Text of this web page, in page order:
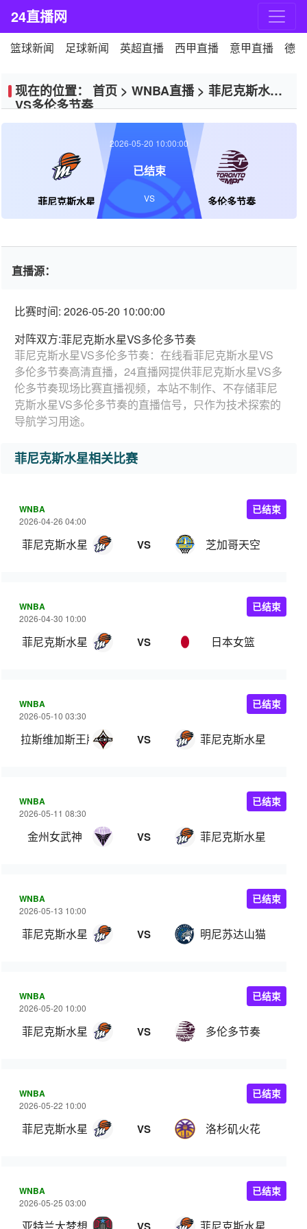
24直播网
篮球新闻 足球新闻 英超直播 西甲直播 意甲直播 德
现在的位置： 首页 > WNBA直播> 菲尼克斯水星
VS多伦多节奏
菲尼克斯水星 多伦多节奏
2026-05-20 10:00:00
已结束
VS
直播源：
比赛时间: 2026-05-20 10:00:00
对阵双方:菲尼克斯水星VS多伦多节奏
菲尼克斯水星VS多伦多节奏：在线看菲尼克斯水星VS
多伦多节奏高清直播，24直播网提供菲尼克斯水星VS多
伦多节奏现场比赛直播视频，本站不制作、不存储菲尼
克斯水星VS多伦多节奏的直播信号，只作为技术探索的
导航学习用途。
菲尼克斯水星相关比赛
WNBA
2026-04-26 04:00
菲尼克斯水星 VS 芝加哥天空
已结束
WNBA
2026-04-30 10:00
菲尼克斯水星 VS 日本女篮
已结束
WNBA
2026-05-10 03:30
拉斯维加斯王牌 VS 菲尼克斯水星
已结束
WNBA
2026-05-11 08:30
金州女武神 VS 菲尼克斯水星
已结束
WNBA
2026-05-13 10:00
菲尼克斯水星 VS 明尼苏达山猫
已结束
WNBA
2026-05-20 10:00
菲尼克斯水星 VS 多伦多节奏
已结束
WNBA
2026-05-22 10:00
菲尼克斯水星 VS 洛杉矶火花
已结束
WNBA
2026-05-25 03:00
已结束